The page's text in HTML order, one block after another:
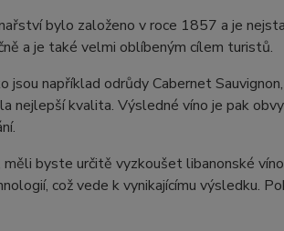
bylo založeno v roce 1857 a je
a je také velmi oblíbeným cílem turistů.
jsou například odrůdy Cabernet
nejlepší kvalita. Výsledné víno je pak
byste určitě vyzkoušet libanonské
což vede k vynikajícímu výsledku.